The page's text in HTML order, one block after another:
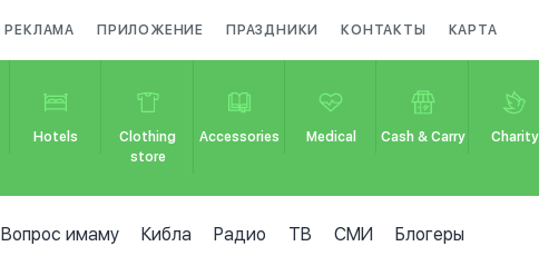
РЕКЛАМА ПРИЛОЖЕНИЕ ПРАЗДНИКИ КОНТАКТЫ КАРТА
Hotels
Clothing
store
Accessories Medical Cash & Carry Charity
Вопрос имаму Кибла Радио ТВ СМИ Блогеры